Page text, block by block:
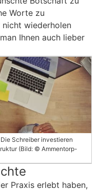
Worte zu
nicht wiederholen
Ihnen auch lieber
Schreiber investieren
(Bild: © Ammentorp-
Praxis erlebt haben,